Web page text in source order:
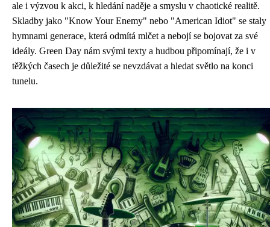
ale i výzvou k akci, k hledání naděje a smyslu v chaotické realitě.
Skladby jako "Know Your Enemy" nebo "American Idiot" se staly
hymnami generace, která odmítá mlčet a nebojí se bojovat za své
ideály. Green Day nám svými texty a hudbou připomínají, že i v
těžkých časech je důležité se nevzdávat a hledat světlo na konci
tunelu.